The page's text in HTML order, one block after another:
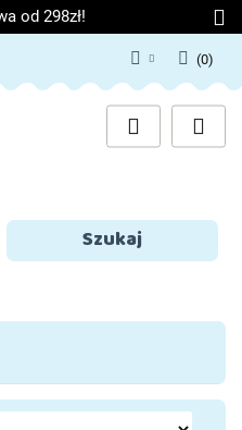
od 298zł!
Zaloguj się
Załóż konto
(0)
Szukaj